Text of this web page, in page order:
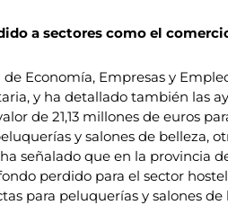
a sectores como el
de Economía, Empresas y
y ha detallado también las
de 21,13 millones de euros
y salones de belleza,
señalado que en la provincia
perdido para el sector
para peluquerías y salones